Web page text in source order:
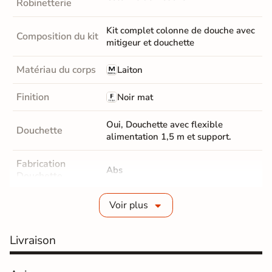
Robinetterie
Composition du kit
Kit complet colonne de douche avec
mitigeur et douchette
Matériau du corps Laiton
Finition Noir mat
Douchette
Oui, Douchette avec flexible
alimentation 1,5 m et support.
Fabrication
Douchette
Abs
Réglable en hauteur
Dimensions ciel
de pluie
20 cm
Voir plus
Livraison